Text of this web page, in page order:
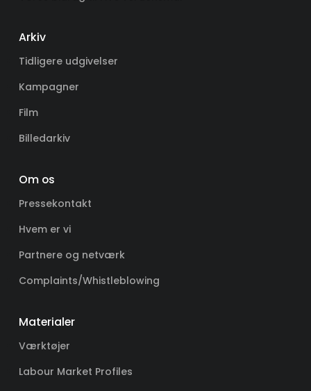
Arkiv
Tidligere udgivelser
Kampagner
Film
Billedarkiv
Om os
Pressekontakt
Hvem er vi
Partnere og netværk
Complaints/Whistleblowing
Materialer
Værktøjer
Labour Market Profiles